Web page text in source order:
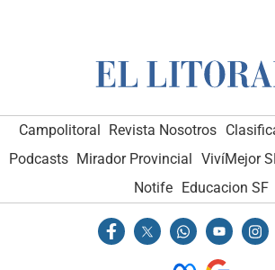
Campolitoral Revista Nosotros
Podcasts Mirador Provincial VivíMejor
Notife Educacion SF